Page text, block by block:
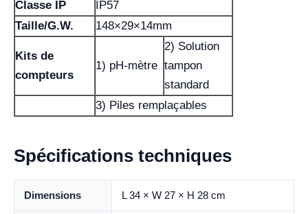
Classe IP
IP57
Taille/G.W.
148×29×14mm
Kits de
compteurs
1) pH-mètre
2) Solution
tampon
standard
3) Piles remplaçables
Spécifications techniques
Dimensions L 34 × W 27 × H 28 cm